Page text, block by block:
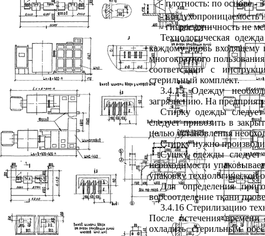
- плотность: по основе -
- воздухопроницаемость
- гигроскопичность не
Технологическая
каждому вновь входящему
многократного
соответствии с
стерильный комплект.
3.4.15 Одежду
загрязнению. На
Стирку одежды
следует привозить в
целью установления
Стирку нужно
Сушку одежды следует
необходимости
упаковку технологической
Для определения
ворсоотделение ткани
3.4.16 Стерилизацию
После истечения
охладить стерильным